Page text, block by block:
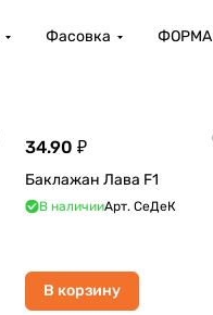
Фасовка ФОРМА
34.90 ₽
Баклажан Лава F1
В наличииАрт. СеДеК
В корзину